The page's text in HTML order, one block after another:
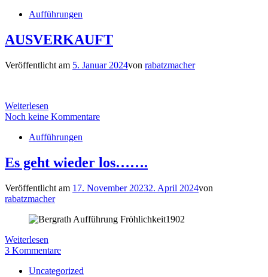
Aufführungen
AUSVERKAUFT
Veröffentlicht am 5. Januar 2024von rabatzmacher
Weiterlesen
Noch keine Kommentare
Aufführungen
Es geht wieder los…….
Veröffentlicht am 17. November 20232. April 2024von
rabatzmacher
Weiterlesen
3 Kommentare
Uncategorized